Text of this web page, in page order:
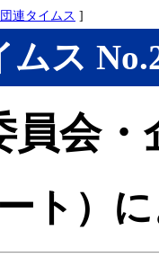
連タイムス ]
ムス
員会
ト）